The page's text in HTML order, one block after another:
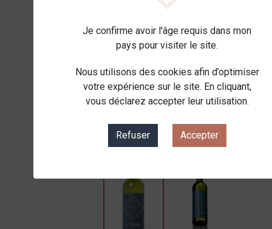
Je confirme avoir l'âge requis dans mon
pays pour visiter le site.
Nous utilisons des cookies afin d’optimiser
votre expérience sur le site. En cliquant,
vous déclarez accepter leur utilisation.
Refuser Accepter